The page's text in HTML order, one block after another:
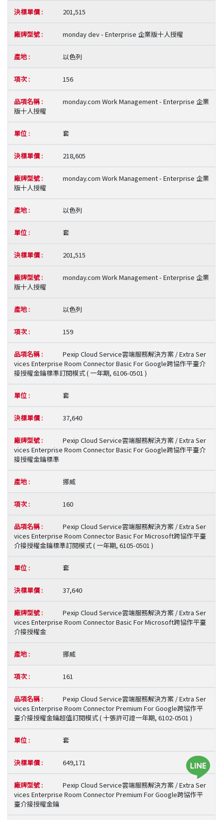
201,515
monday dev - Enterprise 企業版十人授權
以色列
156
monday.com Work Management - Enterprise 企業
版十人授權
套
218,605
monday.com Work Management - Enterprise 企業
版十人授權
以色列
套
201,515
monday.com Work Management - Enterprise 企業
版十人授權
以色列
159
Pexip Cloud Service雲端服務解決方案 / Extra Ser
vices Enterprise Room Connector Basic For Google跨協作平臺介
接授權金鑰標準訂閱模式 ( 一年期, 6106-0501 )
套
37,640
Pexip Cloud Service雲端服務解決方案 / Extra Ser
vices Enterprise Room Connector Basic For Google跨協作平臺介
接授權金鑰標準
挪威
160
Pexip Cloud Service雲端服務解決方案 / Extra Ser
vices Enterprise Room Connector Basic For Microsoft跨協作平臺
介接授權金鑰標準訂閱模式 ( 一年期, 6105-0501 )
套
37,640
Pexip Cloud Service雲端服務解決方案 / Extra Ser
vices Enterprise Room Connector Basic For Microsoft跨協作平臺
介接授權金
挪威
161
Pexip Cloud Service雲端服務解決方案 / Extra Ser
vices Enterprise Room Connector Premium For Google跨協作平
臺介接授權金鑰超值訂閱模式 ( 十張許可證一年期, 6102-0501 )
套
649,171
Pexip Cloud Service雲端服務解決方案 / Extra Ser
vices Enterprise Room Connector Premium For Google跨協作平
臺介接授權金鑰